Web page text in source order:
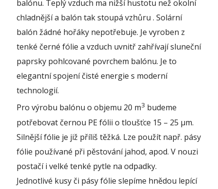
balónu. Teplý vzduch ma nižší hustotu než okolní
chladnější a balón tak stoupá vzhůru . Solární
balón žádné hořáky nepotřebuje. Je vyroben z
tenké černé fólie a vzduch uvnitř zahřívají sluneční
paprsky pohlcované povrchem balónu. Je to
elegantní spojení čisté energie s moderní
technologií.
Pro výrobu balónu o objemu 20 m3 budeme
potřebovat černou PE fólii o tloušťce 15 – 25 µm.
Silnější fólie je již příliš těžká. Lze použít např. pásy
fólie používané při pěstování jahod, apod. V nouzi
postačí i velké tenké pytle na odpadky.
Jednotlivé kusy či pásy fólie slepíme hnědou lepící